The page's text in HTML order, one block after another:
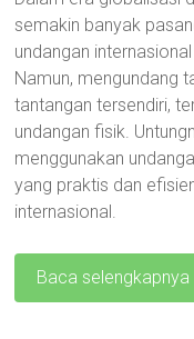
semakin banyak
undangan
Namun, mengundang
tantangan tersendiri,
undangan fisik.
menggunakan
yang praktis dan
internasional.
Baca selengkapnya